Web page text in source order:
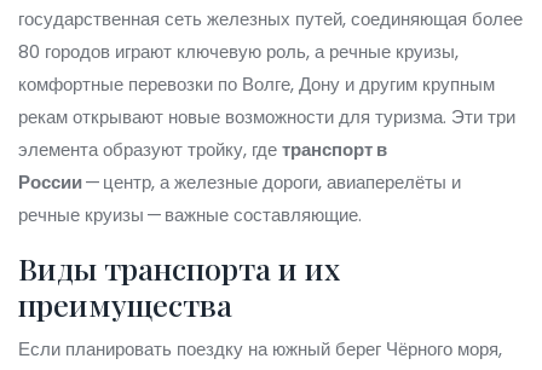
государственная сеть железных путей, соединяющая более
80 городов играют ключевую роль, аречные круизы,
комфортные перевозки по Волге, Дону и другим крупным
рекамоткрывают новые возможности для туризма. Эти три
элемента образуют тройку, гдетранспорт в
России— центр, а железные дороги, авиаперелёты и
речные круизы — важные составляющие.
Виды транспорта и их
преимущества
Если планировать поездку на южный берег Чёрного моря,